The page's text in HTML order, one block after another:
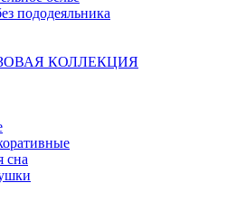
пододеяльника
КОЛЛЕКЦИЯ
сна